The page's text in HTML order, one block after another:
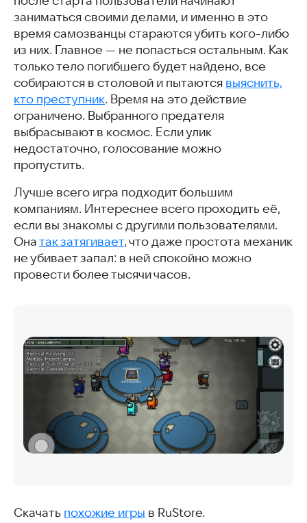
заниматься своими делами, и именно в это
время самозванцы стараются убить кого-либо
из них. Главное — не попасться остальным. Как
только тело погибшего будет найдено, все
собираются в столовой и пытаются выяснить,
кто преступник. Время на это действие
ограничено. Выбранного предателя
выбрасывают в космос. Если улик
недостаточно, голосование можно
пропустить.
Лучше всего игра подходит большим
компаниям. Интереснее всего проходить её,
если вы знакомы с другими пользователями.
Она так затягивает, что даже простота механик
не убивает запал: в ней спокойно можно
провести более тысячи часов.
Скачать похожие игры в RuStore.